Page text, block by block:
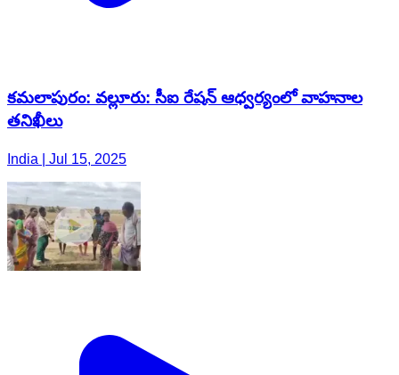
కమలాపురం: వల్లూరు: సీఐ రేషన్ ఆధ్వర్యంలో వాహనాల
తనిఖీలు
India | Jul 15, 2025